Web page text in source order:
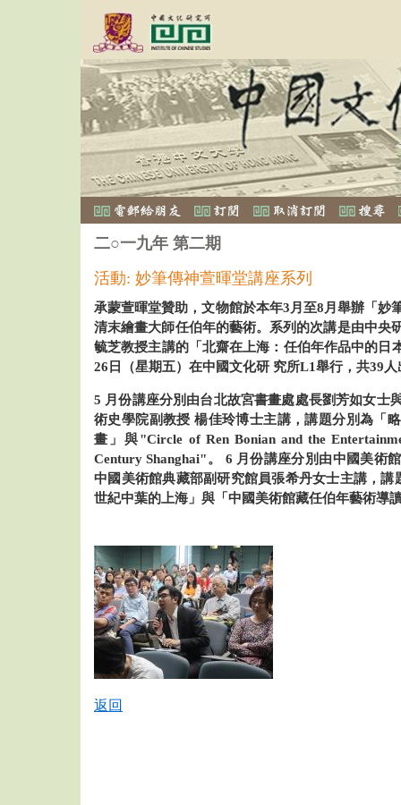
二○一九年 第二期
活動: 妙筆傳神萱暉堂講座系列
承蒙萱暉堂贊助，文物館於本年3月至8月舉辦「妙
清末繪畫大師任伯年的藝術。系列的次講是由中央
毓芝教授主講的「北齋在上海：任伯年作品中的日
26日（星期五）在中國文化研 究所L1舉行，共39人
5 月份講座分別由台北故宮書畫處處長劉芳如女士
術史學院副教授 楊佳玲博士主講，講題分別為「
畫」與"Circle of Ren Bonian and the
Century Shanghai"。 6 月份講座分別由中國美術
中國美術館典藏部副研究館員張希丹女士主講，講
世紀中葉的上海」與「中國美術館藏任伯年藝術導
返回